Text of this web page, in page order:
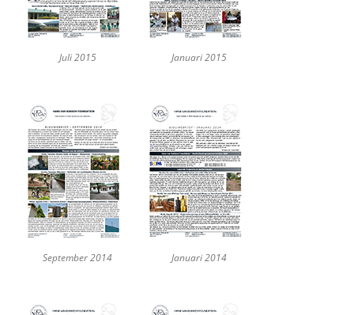
Juli 2015 Januari 2015
September 2014 Januari 2014